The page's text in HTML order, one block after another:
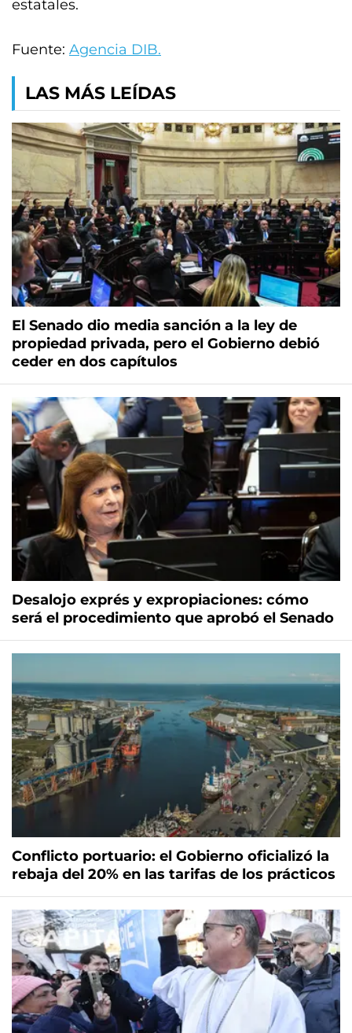
estatales.
Fuente: Agencia DIB.
LAS MÁS LEÍDAS
El Senado dio media sanción a la ley de
propiedad privada, pero el Gobierno debió
ceder en dos capítulos
Desalojo exprés y expropiaciones: cómo
será el procedimiento que aprobó el Senado
Conflicto portuario: el Gobierno oficializó la
rebaja del 20% en las tarifas de los prácticos